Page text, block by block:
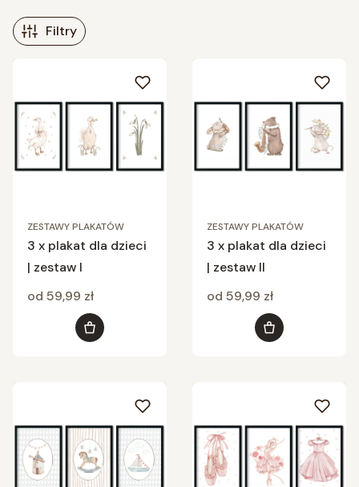
Filtry
Lista produktów
ZESTAWY PLAKATÓW
3 x plakat dla dzieci
| zestaw I
Cena
od 59,99 zł
Zobacz produkt
ZESTAWY PLAKATÓW
3 x plakat dla dzieci
| zestaw II
Cena
od 59,99 zł
Zobacz produkt